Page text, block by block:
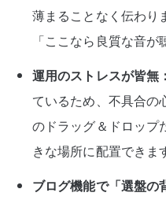
薄まることなく伝わり
「ここなら良質な音が
運用のストレスが皆無：
ているため、不具合の
のドラッグ＆ドロップ
きな場所に配置できま
ブログ機能で「選盤の